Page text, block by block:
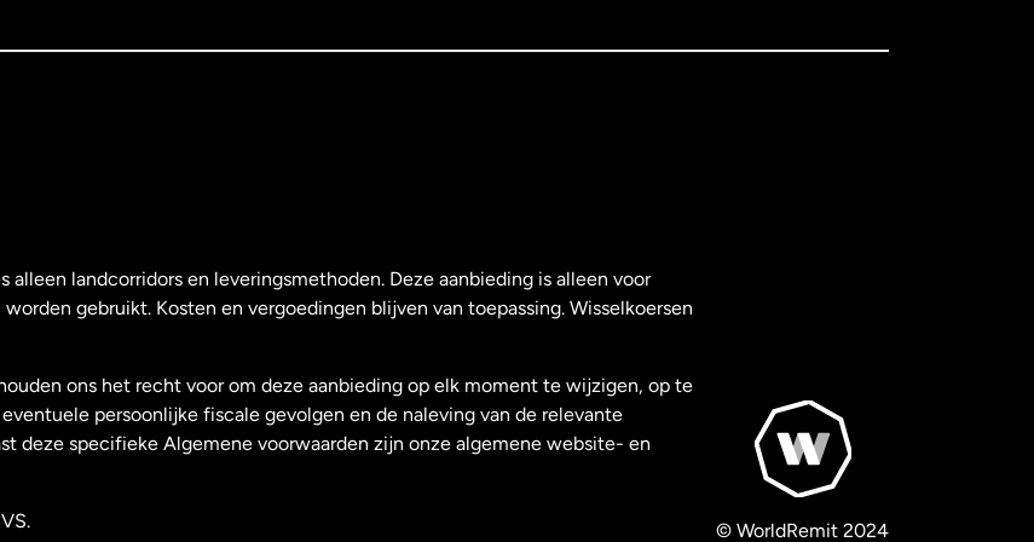
landcorridors en leveringsmethoden. Deze aanbieding is alleen voor
gebruikt. Kosten en vergoedingen blijven van toepassing. Wisselkoersen
ons het recht voor om deze aanbieding op elk moment te wijzigen, op te
persoonlijke fiscale gevolgen en de naleving van de relevante
deze specifieke Algemene voorwaarden zijn onze algemene website- en
© WorldRemit 2024